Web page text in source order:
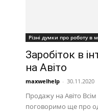
Різні думки про роботу в
Заробіток в
на Авіто
maxwelhelp - 30.11.2020
Продажу на Авіто Всім
поговоримо ще про